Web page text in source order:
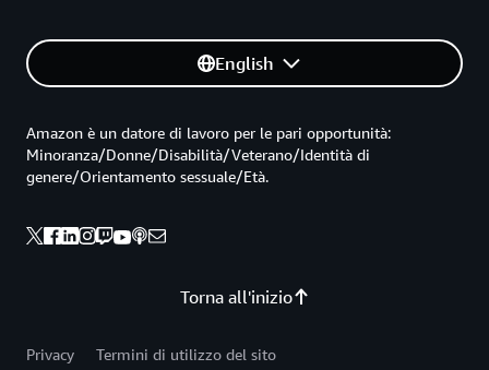
English
Torna all'inizio
Amazon è un datore di lavoro per le pari opportunità:
Minoranza/Donne/Disabilità/Veterano/Identità di
genere/Orientamento sessuale/Età.
Privacy
Termini di utilizzo del sito